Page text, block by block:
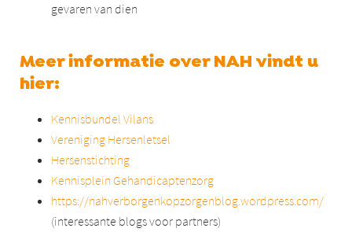
gevaren van dien
Meer informatie over NAH vindt u
hier:
Kennisbundel Vilans
Vereniging Hersenletsel
Hersenstichting
Kennisplein Gehandicaptenzorg
https://nahverborgenkopzorgenblog.wordpress.com/
(interessante blogs voor partners)